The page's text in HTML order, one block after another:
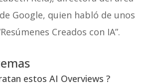
Google, quien habló de unos
Creados con IA”.
estos AI Overviews ?